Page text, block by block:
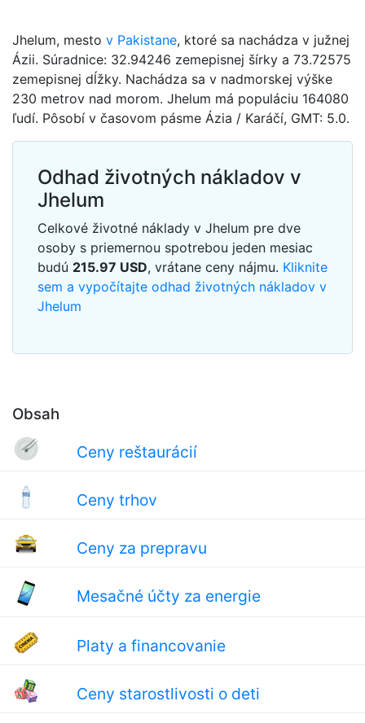
Obsah
Ceny reštaurácií
Ceny trhov
Ceny za prepravu
Mesačné účty za energie
Platy a financovanie
Ceny starostlivosti o deti
Jhelum, mesto v Pakistane, ktoré sa nachádza v južnej
Ázii. Súradnice: 32.94246 zemepisnej šírky a 73.72575
zemepisnej dĺžky. Nachádza sa v nadmorskej výške
230 metrov nad morom. Jhelum má populáciu 164080
ľudí. Pôsobí v časovom pásme Ázia / Karáčí, GMT: 5.0.
Odhad životných nákladov v
Jhelum
Celkové životné náklady v Jhelum pre dve
osoby s priemernou spotrebou jeden mesiac
budú 215.97 USD, vrátane ceny nájmu. Kliknite
sem a vypočítajte odhad životných nákladov v
Jhelum